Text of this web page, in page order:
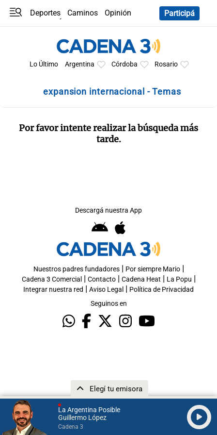
La Argentina Posible
Guillermo López
Cadena 3
Elegí tu emisora
Deportes Caminos
Opinión
Participá
Lo Último Argentina Córdoba Rosario
expansion internacional - Temas
Por favor intente realizar la búsqueda más
tarde.
Descargá nuestra App
Nuestros padres fundadores| Por siempre Mario|
Cadena 3 Comercial | Contacto| Cadena Heat | La Popu |
Integrar nuestra red | Aviso Legal | Política de Privacidad
Seguinos en